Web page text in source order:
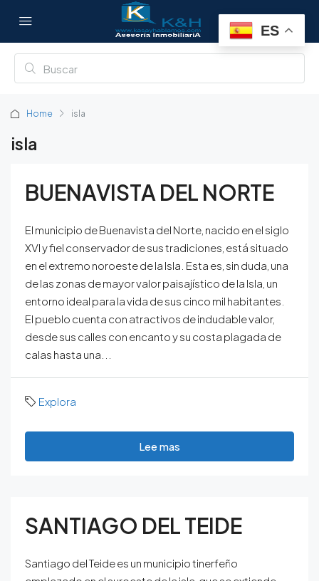
Home isla
isla
BUENAVISTA DEL NORTE
El municipio de Buenavista del Norte, nacido en el siglo
XVI y fiel conservador de sus tradiciones, está situado
en el extremo noroeste de la Isla. Esta es, sin duda, una
de las zonas de mayor valor paisajístico de la Isla, un
entorno ideal para la vida de sus cinco mil habitantes.
El pueblo cuenta con atractivos de indudable valor,
desde sus calles con encanto y su costa plagada de
calas hasta una...
Explora
Lee mas
SANTIAGO DEL TEIDE
Santiago del Teide es un municipio tinerfeño
ES